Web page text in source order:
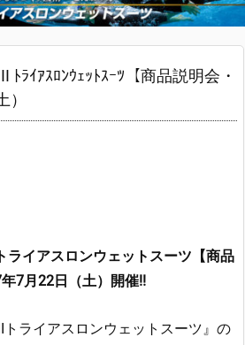
ﾄﾗｲｱｽﾛﾝｳｪｯﾄｽｰﾂ【商品説明会・
ライアスロンウェットスーツ【商品
7月22日（土）開催!!
トライアスロンウェットスーツ』の